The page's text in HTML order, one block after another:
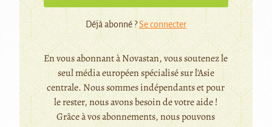
Déjà abonné ?Se connecter
En vous abonnant à Novastan, vous soutenez le
seul média européen spécialisé sur l'Asie
centrale. Nous sommes indépendants et pour
le rester, nous avons besoin de votre aide !
Grâce à vos abonnements, nous pouvons